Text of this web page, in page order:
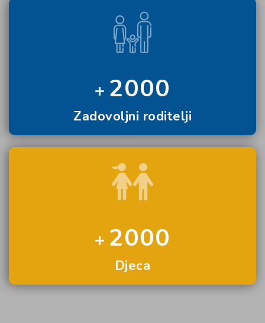
2000
Zadovoljni roditelji
2000
Djeca